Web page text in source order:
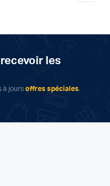
les
à jours offres spéciales.